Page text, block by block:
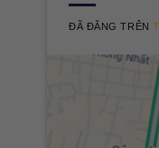
ĐÃ ĐĂNG TRÊN